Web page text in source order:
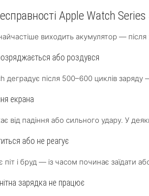
Apple Watch Series
виходить акумулятор —
або роздувся
деградує після 500–600 циклів
екрана
від падіння або сильного удару. У
або не реагує
піт і бруд — із часом починає заїдати
зарядка не працює